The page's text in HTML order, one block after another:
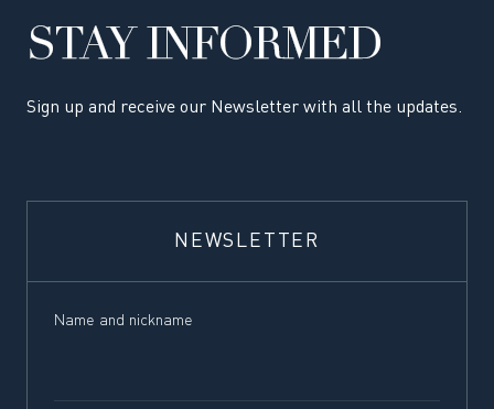
STAY INFORMED
Sign up and receive our Newsletter with all the updates.
NEWSLETTER
Name and nickname